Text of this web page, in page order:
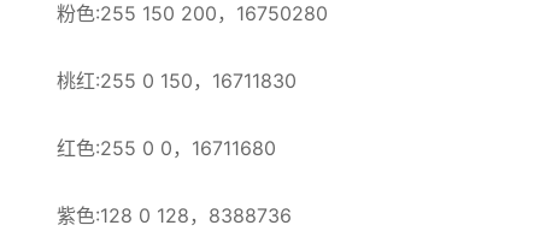
粉色:255 150 200，16750280
桃红:255 0 150，16711830
红色:255 0 0，16711680
紫色:128 0 128，8388736